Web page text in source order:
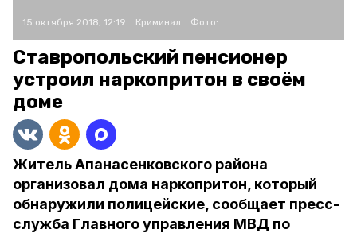
15 октября 2018, 12:19 Криминал Фото:
Ставропольский пенсионер
устроил наркопритон в своём
доме
Житель Апанасенковского района
организовал дома наркопритон, который
обнаружили полицейские, сообщает пресс-
служба Главного управления МВД по